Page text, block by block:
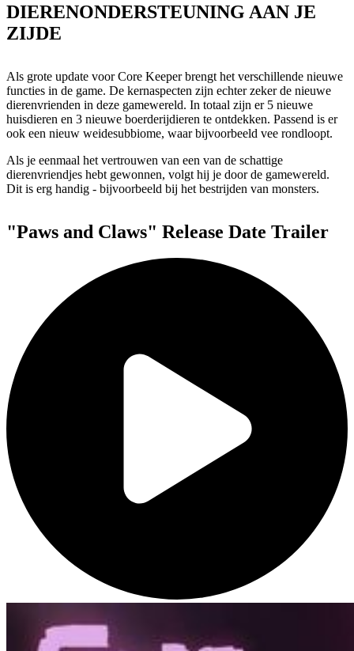
DIERENONDERSTEUNING AAN JE
ZIJDE
Als grote update voor Core Keeper brengt het verschillende nieuwe
functies in de game. De kernaspecten zijn echter zeker de nieuwe
dierenvrienden in deze gamewereld. In totaal zijn er 5 nieuwe
huisdieren en 3 nieuwe boerderijdieren te ontdekken. Passend is er
ook een nieuw weidesubbiome, waar bijvoorbeeld vee rondloopt.
Als je eenmaal het vertrouwen van een van de schattige
dierenvriendjes hebt gewonnen, volgt hij je door de gamewereld.
Dit is erg handig - bijvoorbeeld bij het bestrijden van monsters.
"Paws and Claws" Release Date Trailer